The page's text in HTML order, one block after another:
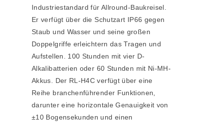
Industriestandard für Allround-Baukreisel.
Er verfügt über die Schutzart IP66 gegen
Staub und Wasser und seine großen
Doppelgriffe erleichtern das Tragen und
Aufstellen. 100 Stunden mit vier D-
Alkalibatterien oder 60 Stunden mit Ni-MH-
Akkus. Der RL-H4C verfügt über eine
Reihe branchenführender Funktionen,
darunter eine horizontale Genauigkeit von
±10 Bogensekunden und einen